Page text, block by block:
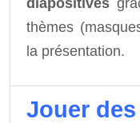
diapositives
thèmes
la présentation.
Jouer des